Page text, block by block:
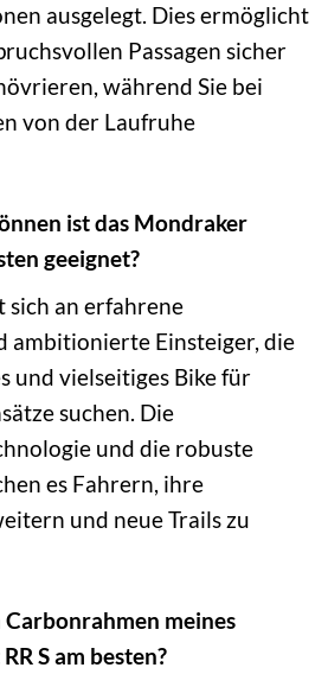
ausgelegt. Dies ermöglicht
Passagen sicher
während Sie bei
von der Laufruhe
ist das Mondraker
geeignet?
sich an erfahrene
ambitionierte Einsteiger, die
und vielseitiges Bike für
suchen. Die
und die robuste
es Fahrern, ihre
und neue Trails zu
meines
S am besten?